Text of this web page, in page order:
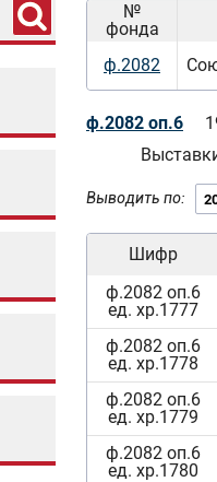
№
фонда
ф.2082
ф.2082 оп.6
Выводить по:
Шифр
ф.2082 оп.6
ед. хр.1777
ф.2082 оп.6
ед. хр.1778
ф.2082 оп.6
ед. хр.1779
ф.2082 оп.6
ед. хр.1780